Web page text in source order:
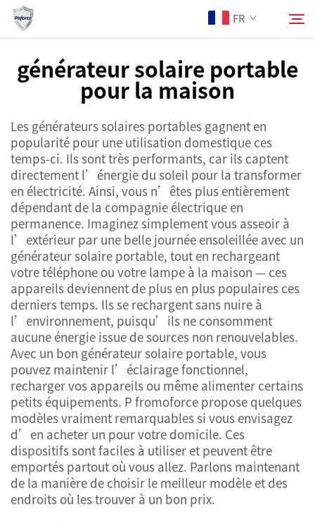
FR
À Propos de Nous
Produits
Services
Actualités
Contactez-nous
générateur solaire portable
pour la maison
Les générateurs solaires portables gagnent en
popularité pour une utilisation domestique ces
temps-ci. Ils sont très performants, car ils captent
directement l’énergie du soleil pour la transformer
en électricité. Ainsi, vous n’êtes plus entièrement
dépendant de la compagnie électrique en
permanence. Imaginez simplement vous asseoir à
l’extérieur par une belle journée ensoleillée avec un
générateur solaire portable, tout en rechargeant
votre téléphone ou votre lampe à la maison — ces
appareils deviennent de plus en plus populaires ces
derniers temps. Ils se rechargent sans nuire à
l’environnement, puisqu’ils ne consomment
aucune énergie issue de sources non renouvelables.
Avec un bon générateur solaire portable, vous
pouvez maintenir l’éclairage fonctionnel,
recharger vos appareils ou même alimenter certains
petits équipements. P fromoforce propose quelques
modèles vraiment remarquables si vous envisagez
d’en acheter un pour votre domicile. Ces
dispositifs sont faciles à utiliser et peuvent être
emportés partout où vous allez. Parlons maintenant
de la manière de choisir le meilleur modèle et des
endroits où les trouver à un bon prix.